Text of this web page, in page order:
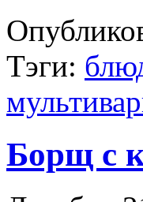
Тэги:
Борщ с